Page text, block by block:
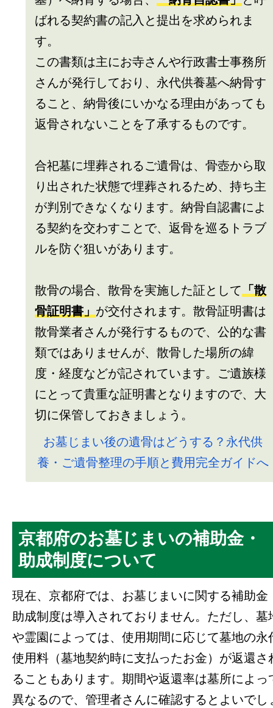
ばれる契約書の記入と提出を求められま
す。
この書類は主にお寺さんや行政書士事務所
さんが発行しており、永代供養墓へ納骨す
ること、納骨後にいかなる理由があっても
返骨されないことを了承するものです。
合祀墓に埋葬されるご遺骨は、骨壺から取
り出された状態で埋葬されるため、持ち主
が判別できなくなります。納骨自認書によ
る契約を交わすことで、返骨を巡るトラブ
ルを防ぐ狙いがあります。
散骨の場合、散骨を実施した証として 「散
骨証明書」 が交付されます。散骨証明書は
散骨業者さんが発行するもので、公的な書
類ではありませんが、散骨した場所の緯
度・経度などが記されています。ご遺族様
にとって貴重な証明書となりますので、大
切に保管しておきましょう。
お墓じまい後の遺骨はどうする？永代供
養・ご遺骨整理の手順と費用完全ガイドへ
京都府のお墓じまいの補助金・
助成制度について
現在、京都府では、お墓じまいに関する補助金
助成制度は導入されておりません。ただし、墓
や霊園によっては、使用期間に応じて墓地の永
使用料（墓地契約時に支払ったお金）が返還さ
ることもあります。期間や返還率は墓所によっ
異なるので、管理者さんに確認するとよいでし